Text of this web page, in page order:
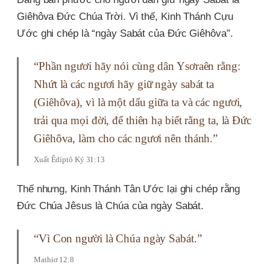
Giêhôva Đức Chúa Trời. Vì thế, Kinh Thánh Cựu
Ước ghi chép là “ngày Sabát của Đức Giêhôva”.
“Phần ngươi hãy nói cùng dân Ysơraên rằng:
Nhứt là các ngươi hãy giữ ngày sabát ta
(Giêhôva), vì là một dấu giữa ta và các ngươi,
trải qua mọi đời, để thiên hạ biết rằng ta, là Ðức
Giêhôva, làm cho các ngươi nên thánh.”
Xuất Êdíptô Ký 31:13
Thế nhưng, Kinh Thánh Tân Ước lại ghi chép rằng
Đức Chúa Jêsus là Chúa của ngày Sabát.
“Vì Con người là Chúa ngày Sabát.”
Mathiơ 12:8